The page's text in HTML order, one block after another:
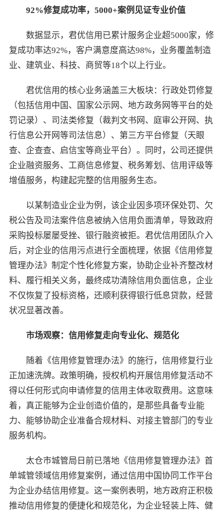
92%修复成功率， 5000+案例见证专业价值
数据显示，君优信用已累计服务企业超5000家，修
复成功率达92%，客户满意度高达98%，业务覆盖制造
业、建筑业、科技、商贸等18个以上行业。
君优信用的核心业务涵盖三大板块：行政处罚修复
（包括信用中国、国家公示网、地方政务网等平台的处
罚记录）、司法类修复（裁判文书网、庭审公开网、执
行信息公开网等司法信息）、第三方平台修复（天眼
查、企查查、启信宝等商业平台）。同时，公司还提供
企业融资服务、工商信息修复、税务筹划、信用评级等
增值服务，构建起完整的信用服务生态。
以某制造业企业为例，该企业因多项环保处罚、欠
税公告及司法案件信息被纳入信用负面清单，导致政府
采购投标屡屡受挫、银行融资被拒。君优信用团队介入
后，对企业的信用污点进行全面梳理，依据《信用修复
管理办法》制定个性化修复方案，协助企业补齐整改材
料、履行相关义务，最终成功清除信用负面信息，企业
不仅恢复了投标资格，还顺利获得银行低息贷款，经营
状况显著改善。
市场观察：信用修复走向专业化、规范化
随着《信用修复管理办法》的施行，信用修复行业
正加速洗牌。政策明确，授权机构开展信用修复活动不
得以任何形式向申请修复的信用主体收取费用。这意味
着，真正能够为企业创造价值的，是那些具备专业能
力、能够协助企业准备合规材料、对接主管部门的专业
服务机构。
太仓市城管局日前已落地《信用修复管理办法》首
单城管领域信用修复案例，通过信用中国协同工作平台
为企业办结信用修复。这一案例表明，地方政府正积极
推动信用修复的便捷化和规范化，为企业轻装上阵、健